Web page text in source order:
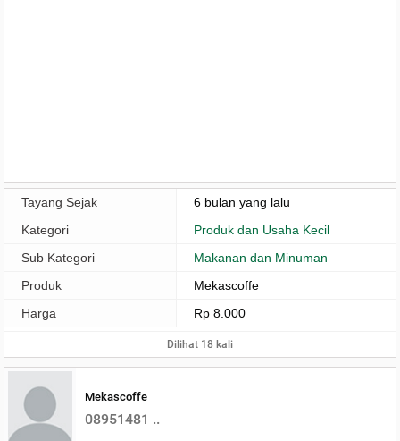
Tayang Sejak
6 bulan yang lalu
Kategori
Produk dan Usaha Kecil
Sub Kategori
Makanan dan Minuman
Produk
Mekascoffe
Harga
Rp 8.000
Dilihat 18 kali
Mekascoffe
08951481 ..